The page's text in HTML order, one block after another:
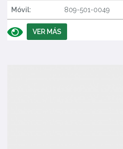
Móvil: 809-501-0049
VER MÁS